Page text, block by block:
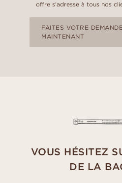
offre s'adresse à tous nos
FAITES VOTRE
MAINTENANT
VOUS HÉSITEZ
DE LA